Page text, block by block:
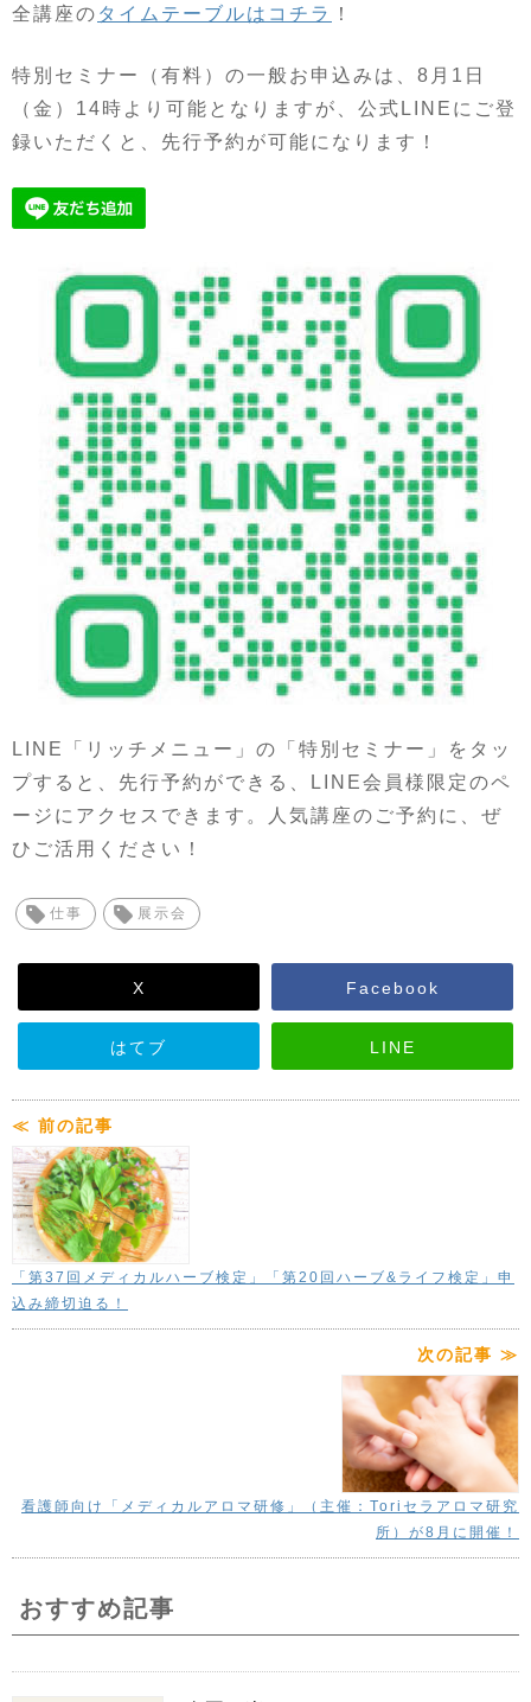
全講座の タイムテーブルはコチラ ！
特別セミナー（有料）の一般お申込みは、8月1日
（金）14時より可能となりますが、公式LINEにご登
録いただくと、先行予約が可能になります！
LINE「リッチメニュー」の「特別セミナー」をタッ
プすると、先行予約ができる、LINE会員様限定のペ
ージにアクセスできます。人気講座のご予約に、ぜ
ひご活用ください！
仕事 展示会
X Facebook
はてブ LINE
≪ 前の記事
「第37回メディカルハーブ検定」「第20回ハーブ&ライフ検定」申
込み締切迫る！
次の記事 ≫
看護師向け「メディカルアロマ研修」（主催：Toriセラアロマ研究
所）が8月に開催！
おすすめ記事